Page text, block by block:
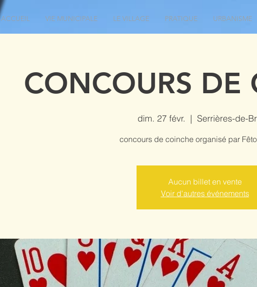
ACCUEIL VIE MUNICIPALE LE VILLAGE PRATIQUE URBANISME
CONCOURS DE
dim. 27 févr.
  |
Serrières-de-
concours de coinche organisé par
Aucun billet en vente
Voir d'autres événements